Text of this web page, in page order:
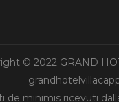
© 2022 GRAND
de minimis ricevuti